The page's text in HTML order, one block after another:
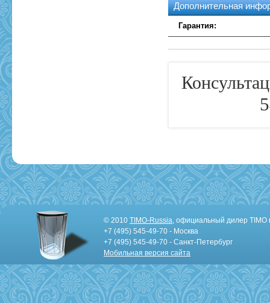
Дополнительная
Гарантия:
© 2010 TIMO-Russia, официальный дилер TIMO
+7 (495) 545-49-70 - Москва
+7 (495) 545-49-70 - Санкт-Петербург
Мобильная версия сайта